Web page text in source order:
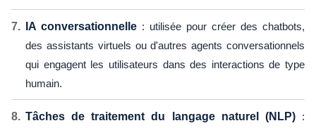
IA conversationnelle : utilisée pour créer des chatbots,
des assistants virtuels ou d'autres agents conversationnels
qui engagent les utilisateurs dans des interactions de type
humain.
Tâches de traitement du langage naturel (NLP):